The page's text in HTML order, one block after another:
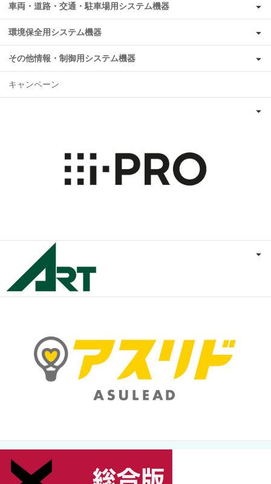
車両・道路・交通・駐車場用システム機器
環境保全用システム機器
その他情報・制御用システム機器
キャンペーン